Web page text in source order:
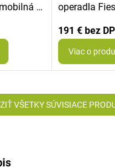
s
operadla
191 €
Viac o
VŠETKY SÚVISIACE